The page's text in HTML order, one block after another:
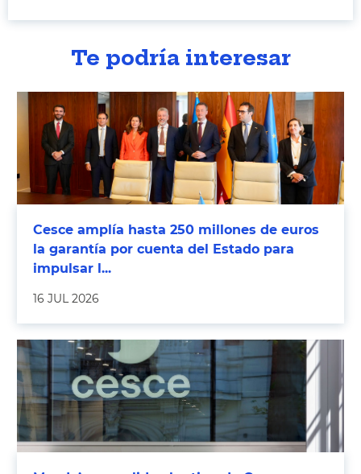
Te podría interesar
Cesce amplía hasta 250 millones de euros
la garantía por cuenta del Estado para
impulsar l...
16 JUL 2026